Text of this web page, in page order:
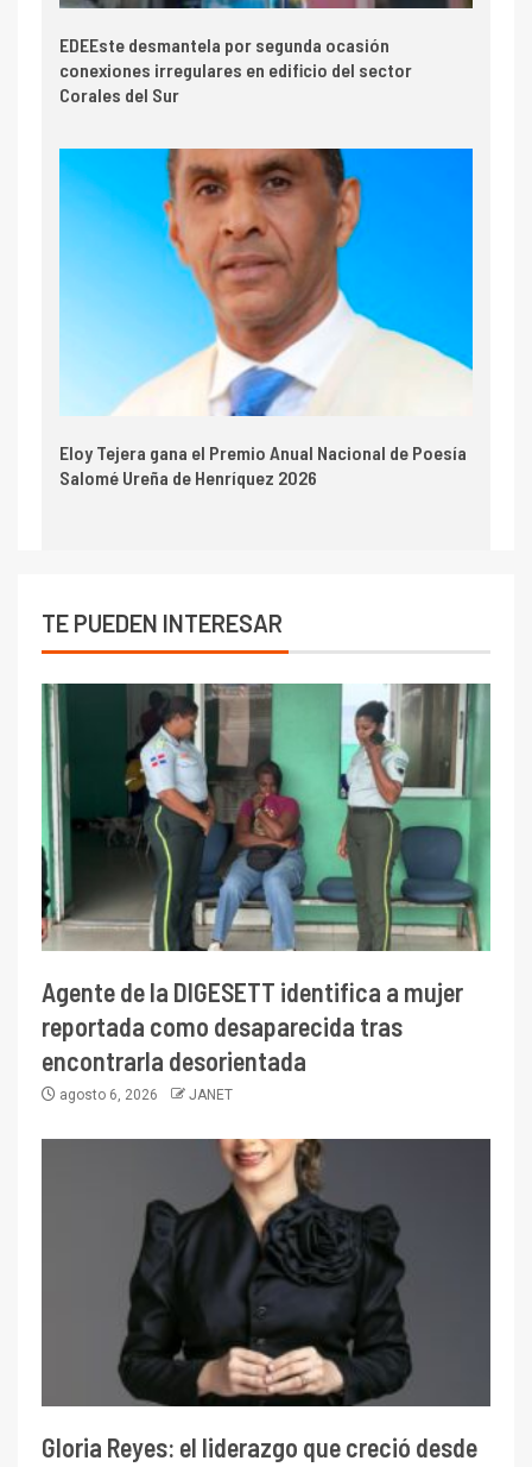
EDEEste desmantela por segunda ocasión
conexiones irregulares en edificio del sector
Corales del Sur
Eloy Tejera gana el Premio Anual Nacional de Poesía
Salomé Ureña de Henríquez 2026
TE PUEDEN INTERESAR
Agente de la DIGESETT identifica a mujer
reportada como desaparecida tras
encontrarla desorientada
agosto 6, 2026 JANET
Gloria Reyes: el liderazgo que creció desde